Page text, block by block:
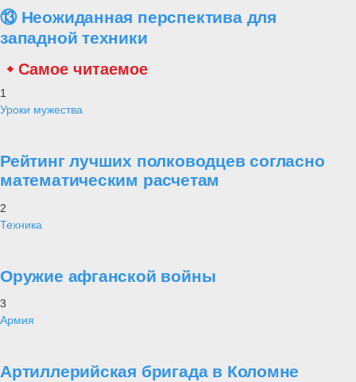
⑬ Неожиданная перспектива для
западной техники
Самое читаемое
1
Уроки мужества
Рейтинг лучших полководцев согласно
математическим расчетам
2
Техника
Оружие афганской войны
3
Армия
Артиллерийская бригада в Коломне